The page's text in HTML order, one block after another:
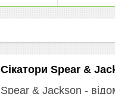
Сікатори Spear &
Spear & Jackson -